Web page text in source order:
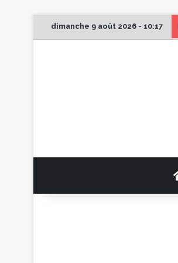
dimanche 9 août 2026 - 10:17